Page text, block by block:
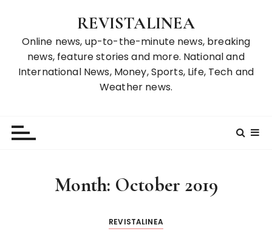
REVISTALINEA
Online news, up-to-the-minute news, breaking
news, feature stories and more. National and
International News, Money, Sports, Life, Tech and
Weather news.
Month: October 2019
REVISTALINEA